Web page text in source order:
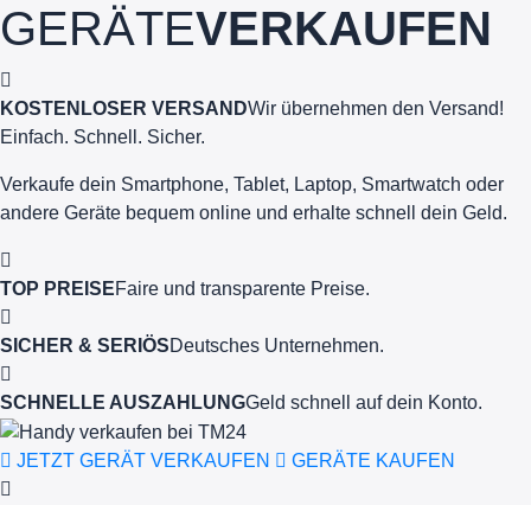
GERÄTEVERKAUFEN
KOSTENLOSER VERSANDWir übernehmen den Versand!
Einfach. Schnell. Sicher.
Verkaufe dein Smartphone, Tablet, Laptop, Smartwatch oder
andere Geräte bequem online und erhalte schnell dein Geld.
TOP PREISEFaire und transparente Preise.
SICHER & SERIÖSDeutsches Unternehmen.
SCHNELLE AUSZAHLUNGGeld schnell auf dein Konto.
JETZT GERÄT VERKAUFEN GERÄTE KAUFEN